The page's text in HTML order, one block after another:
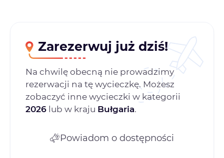
Zarezerwuj już dziś!
Na chwilę obecną nie prowadzimy
rezerwacji na tę wycieczkę. Możesz
zobaczyć inne wycieczki w kategorii
2026 lub w kraju Bułgaria.
Powiadom o dostępności